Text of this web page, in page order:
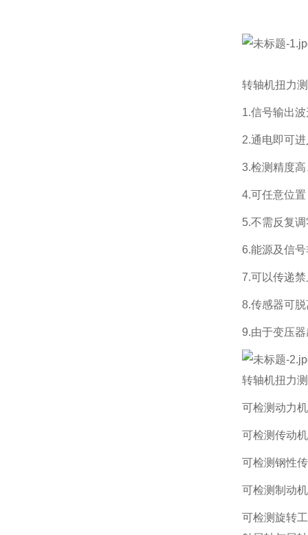
转轴机扭力
1.信号输出
2.通电即可
3.检测精度
4.可任意位
5.不需反复
6.能源及信
7.可以传递
8.传感器可
9.由于变压
转轴机扭力
可检测动力
可检测传动
可检测钢性
可检测制动
可检测旋转